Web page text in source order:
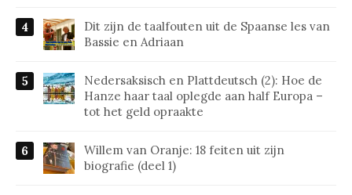
Dit zijn de taalfouten uit de Spaanse les van
Bassie en Adriaan
Nedersaksisch en Plattdeutsch (2): Hoe de
Hanze haar taal oplegde aan half Europa –
tot het geld opraakte
Willem van Oranje: 18 feiten uit zijn
biografie (deel 1)